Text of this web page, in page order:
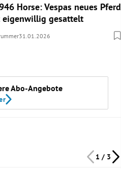
Horse: Vespas neues Pferd
eigenwillig gesattelt
31.01.2026
Abo-Angebote
1 / 3